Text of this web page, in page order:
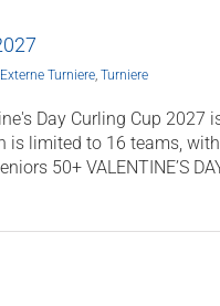
Externe Turniere, Turniere
Day Curling Cup
is limited to 16 teams,
50+ VALENTINE’S